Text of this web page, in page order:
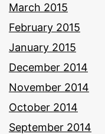
March 2015
February 2015
January 2015
December 2014
November 2014
October 2014
September 2014